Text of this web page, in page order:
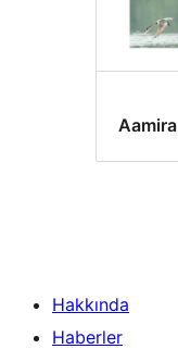
Aamira
Hakkında
Haberler